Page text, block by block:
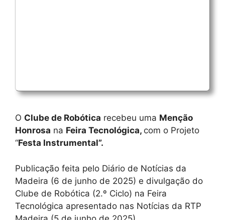
O Clube de Robótica recebeu uma Menção
Honrosa na Feira Tecnológica, com o Projeto
“Festa Instrumental”.
Publicação feita pelo Diário de Notícias da
Madeira (6 de junho de 2025) e divulgação do
Clube de Robótica (2.º Ciclo) na Feira
Tecnológica apresentado nas Notícias da RTP